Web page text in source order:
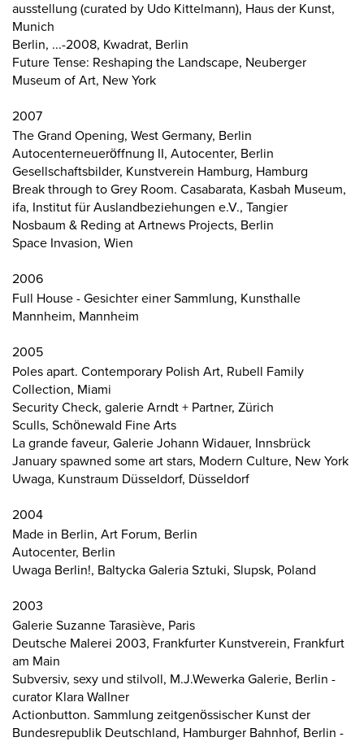
ausstellung (curated by Udo Kittelmann), Haus der Kunst,
Munich
Berlin, ...-2008, Kwadrat, Berlin
Future Tense: Reshaping the Landscape, Neuberger
Museum of Art, New York
2007
The Grand Opening, West Germany, Berlin
Autocenterneueröffnung II, Autocenter, Berlin
Gesellschaftsbilder, Kunstverein Hamburg, Hamburg
Break through to Grey Room. Casabarata, Kasbah Museum,
ifa, Institut für Auslandbeziehungen e.V., Tangier
Nosbaum & Reding at Artnews Projects, Berlin
Space Invasion, Wien
2006
Full House - Gesichter einer Sammlung, Kunsthalle
Mannheim, Mannheim
2005
Poles apart. Contemporary Polish Art, Rubell Family
Collection, Miami
Security Check, galerie Arndt + Partner, Zürich
Sculls, Schönewald Fine Arts
La grande faveur, Galerie Johann Widauer, Innsbrück
January spawned some art stars, Modern Culture, New York
Uwaga, Kunstraum Düsseldorf, Düsseldorf
2004
Made in Berlin, Art Forum, Berlin
Autocenter, Berlin
Uwaga Berlin!, Baltycka Galeria Sztuki, Slupsk, Poland
2003
Galerie Suzanne Tarasiève, Paris
Deutsche Malerei 2003, Frankfurter Kunstverein, Frankfurt
am Main
Subversiv, sexy und stilvoll, M.J.Wewerka Galerie, Berlin -
curator Klara Wallner
Actionbutton. Sammlung zeitgenössischer Kunst der
Bundesrepublik Deutschland, Hamburger Bahnhof, Berlin -